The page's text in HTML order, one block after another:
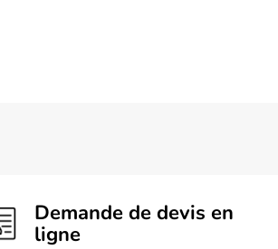
Demande de devis en
ligne